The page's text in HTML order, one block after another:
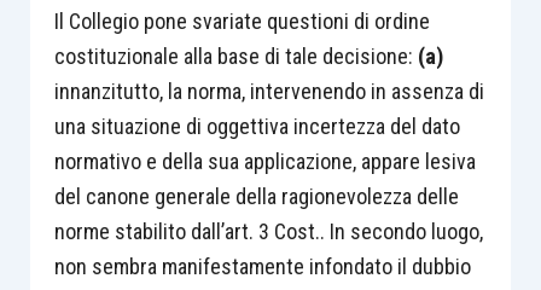
Il Collegio pone svariate questioni di ordine
costituzionale alla base di tale decisione: (a)
innanzitutto, la norma, intervenendo in assenza di
una situazione di oggettiva incertezza del dato
normativo e della sua applicazione, appare lesiva
del canone generale della ragionevolezza delle
norme stabilito dall’art. 3 Cost.. In secondo luogo,
non sembra manifestamente infondato il dubbio